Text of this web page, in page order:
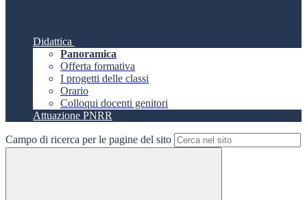
Didattica
Panoramica
Offerta formativa
I progetti delle classi
Orario
Colloqui docenti genitori
Attuazione PNRR
Campo di ricerca per le pagine del sito